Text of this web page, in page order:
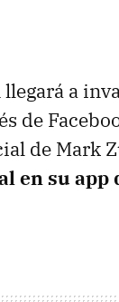
a
de
de Mark
en su